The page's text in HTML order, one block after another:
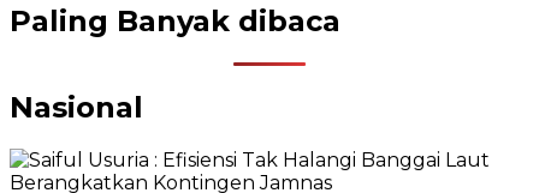
Paling Banyak dibaca
Nasional